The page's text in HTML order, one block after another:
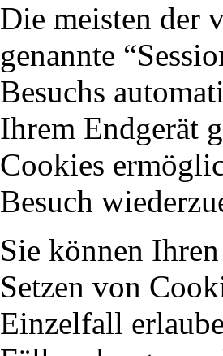
Die meisten der
genannte
Besuchs
Ihrem Endgerät
Cookies
Besuch
Sie können
Setzen von
Einzelfall